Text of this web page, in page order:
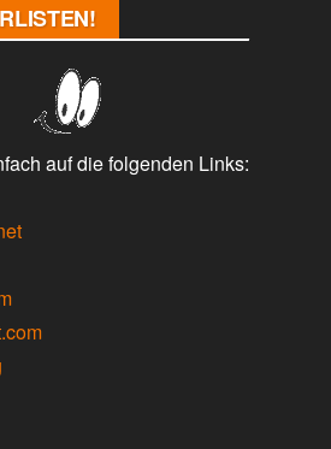
auf die folgenden Links: